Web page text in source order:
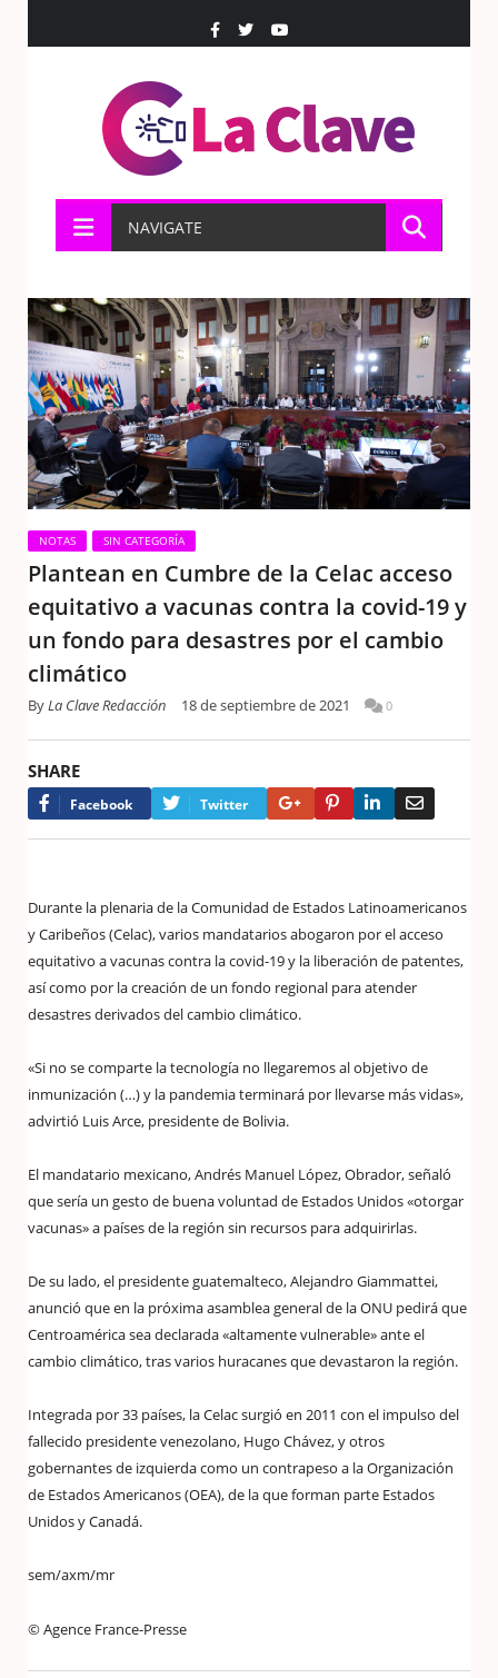
NAVIGATE
NOTAS SIN CATEGORÍA
Plantean en Cumbre de la Celac acceso
equitativo a vacunas contra la covid-19 y
un fondo para desastres por el cambio
climático
ByLa Clave Redacción 18 de septiembre de 2021 0
SHARE
Facebook Twitter Google+PinterestLinkedIn
Durante la plenaria de la Comunidad de Estados Latinoamericanos
y Caribeños (Celac), varios mandatarios abogaron por el acceso
equitativo a vacunas contra la covid-19 y la liberación de patentes,
así como por la creación de un fondo regional para atender
desastres derivados del cambio climático.
«Si no se comparte la tecnología no llegaremos al objetivo de
inmunización (…) y la pandemia terminará por llevarse más vidas»,
advirtió Luis Arce, presidente de Bolivia.
El mandatario mexicano, Andrés Manuel López, Obrador, señaló
que sería un gesto de buena voluntad de Estados Unidos «otorgar
vacunas» a países de la región sin recursos para adquirirlas.
De su lado, el presidente guatemalteco, Alejandro Giammattei,
anunció que en la próxima asamblea general de la ONU pedirá que
Centroamérica sea declarada «altamente vulnerable» ante el
cambio climático, tras varios huracanes que devastaron la región.
Integrada por 33 países, la Celac surgió en 2011 con el impulso del
fallecido presidente venezolano, Hugo Chávez, y otros
gobernantes de izquierda como un contrapeso a la Organización
de Estados Americanos (OEA), de la que forman parte Estados
Unidos y Canadá.
sem/axm/mr
© Agence France-Presse